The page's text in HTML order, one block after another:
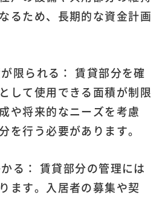
るため、長期的な資金計画
限られる： 賃貸部分を確
して使用できる面積が制限
や将来的なニーズを考慮
を行う必要があります。
る： 賃貸部分の管理には
ます。入居者の募集や契